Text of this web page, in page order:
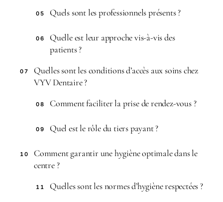
05 Quels sont les professionnels présents ?
06
Quelle est leur approche vis-à-vis des
patients ?
07
Quelles sont les conditions d’accès aux soins chez
VYV Dentaire ?
08 Comment faciliter la prise de rendez-vous ?
09 Quel est le rôle du tiers payant ?
10
Comment garantir une hygiène optimale dans le
centre ?
11 Quelles sont les normes d’hygiène respectées ?